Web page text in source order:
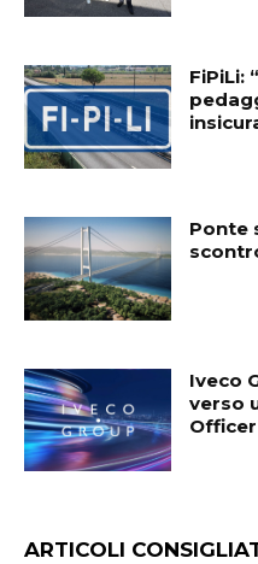
FiPiLi:
Ponte
Iveco
verso
Officer
ARTICOLI